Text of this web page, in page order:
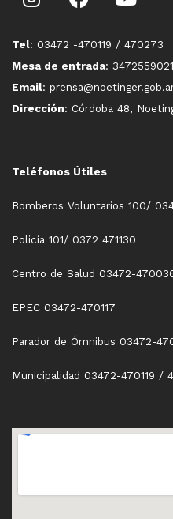
Tel: 03472 -470119 / 470273
Mesa de entrada: 3472559021
Email:
Dirección: Córdoba 48,
Teléfonos Útiles
Bomberos Voluntarios 100/
Policía 101/ 0372 471130
Centro de Salud 03472-
EPEC 03472-470117
Parador de Ómnibus 03472-
Municipalidad 03472-470119 /